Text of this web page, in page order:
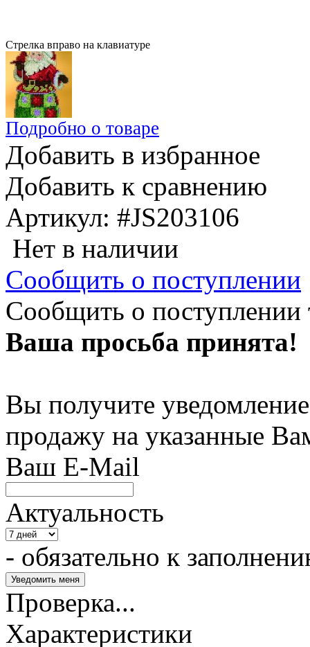
Стрелка вправо на клавиатуре
Подробно о товаре
Добавить в избранное
Добавить к сравнению
Артикул: #JS203106
Нет в наличии
Сообщить о поступлении
Сообщить о поступлении
Ваша просьба принята!
Вы получите
продажу на указанные
Ваш E-Mail
Актуальность
- обязательно к
Проверка...
Характеристики